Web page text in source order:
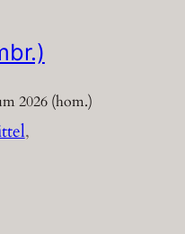
2026 (hom.)